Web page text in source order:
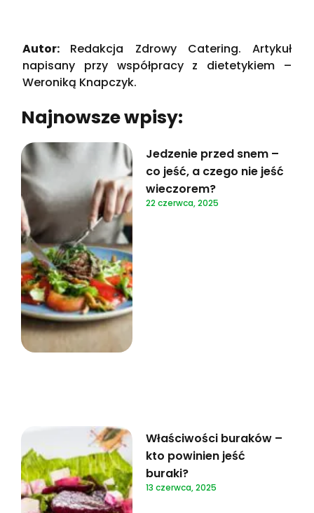
Autor: Redakcja Zdrowy Catering. Artykuł
napisany przy współpracy z dietetykiem –
Weroniką Knapczyk.
Najnowsze wpisy:
Jedzenie przed snem –
co jeść, a czego nie jeść
wieczorem?
22 czerwca, 2025
Właściwości buraków –
kto powinien jeść
buraki?
13 czerwca, 2025